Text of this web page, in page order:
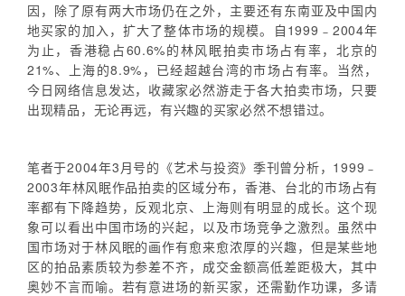
因，除了原有两大市场仍在之外，主要还有东南亚及中国内
地买家的加入，扩大了整体市场的规模。自1999﹣2004年
为止，香港稳占60.6%的林风眠拍卖市场占有率，北京的
21%、上海的8.9%，已经超越台湾的市场占有率。当然，
今日网络信息发达，收藏家必然游走于各大拍卖市场，只要
出现精品，无论再远，有兴趣的买家必然不想错过。
笔者于2004年3月号的《艺术与投资》季刊曾分析，1999﹣
2003年林风眠作品拍卖的区域分布，香港、台北的市场占有
率都有下降趋势，反观北京、上海则有明显的成长。这个现
象可以看出中国市场的兴起，以及市场竞争之激烈。虽然中
国市场对于林风眠的画作有愈来愈浓厚的兴趣，但是某些地
区的拍品素质较为参差不齐，成交金额高低差距极大，其中
奥妙不言而喻。若有意进场的新买家，还需勤作功课，多请